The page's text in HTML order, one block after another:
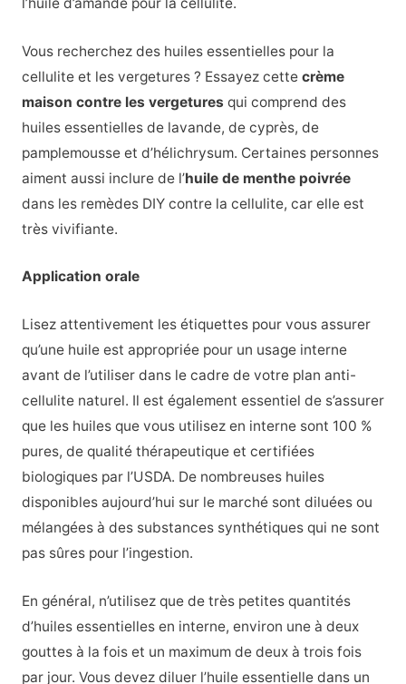
Vous recherchez des huiles essentielles pour la
cellulite et les vergetures ? Essayez cette crème
maison contre les vergetures qui comprend des
huiles essentielles de lavande, de cyprès, de
pamplemousse et d’hélichrysum. Certaines personnes
aiment aussi inclure de l’huile de menthe poivrée
dans les remèdes DIY contre la cellulite, car elle est
très vivifiante.
Application orale
Lisez attentivement les étiquettes pour vous assurer
qu’une huile est appropriée pour un usage interne
avant de l’utiliser dans le cadre de votre plan anti-
cellulite naturel. Il est également essentiel de s’assurer
que les huiles que vous utilisez en interne sont 100 %
pures, de qualité thérapeutique et certifiées
biologiques par l’USDA. De nombreuses huiles
disponibles aujourd’hui sur le marché sont diluées ou
mélangées à des substances synthétiques qui ne sont
pas sûres pour l’ingestion.
En général, n’utilisez que de très petites quantités
d’huiles essentielles en interne, environ une à deux
gouttes à la fois et un maximum de deux à trois fois
par jour. Vous devez diluer l’huile essentielle dans un